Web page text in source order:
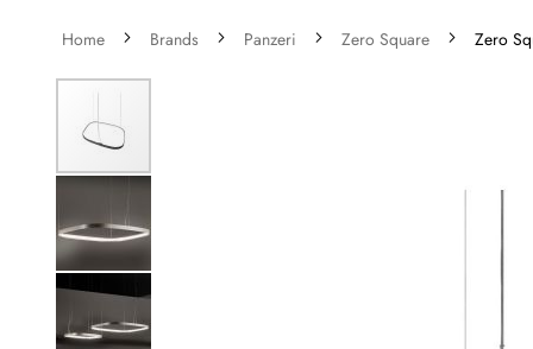
Home Brands Panzeri Zero Square Zero
Vai
fine
galleria
immagini